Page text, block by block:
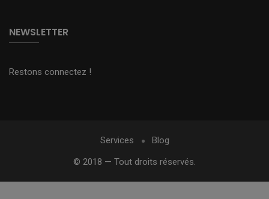
NEWSLETTER
Restons connectez !
Services
Blog
© 2018 — Tout droits réservés.